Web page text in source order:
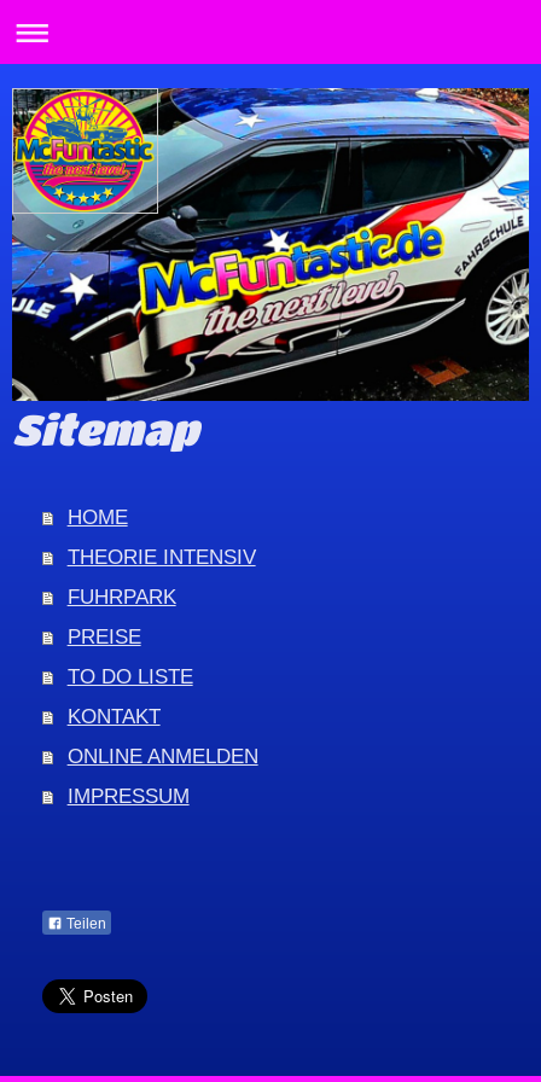
Sitemap
HOME
THEORIE INTENSIV
FUHRPARK
PREISE
TO DO LISTE
KONTAKT
ONLINE ANMELDEN
IMPRESSUM
Teilen